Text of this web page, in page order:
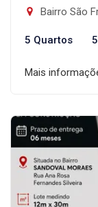
Bairro São
5 Quartos
Mais